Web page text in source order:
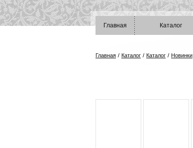
Главная Каталог
Главная / Каталог / Каталог / Новинки